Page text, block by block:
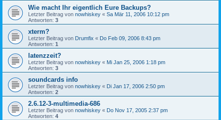
Wie macht Ihr eigentlich Eure Backups?
Letzter Beitrag von nowhiskey « Sa Mär 11, 2006 10:12 pm
Antworten: 3
xterm?
Letzter Beitrag von Drumfix « Do Feb 09, 2006 8:43 pm
Antworten: 1
latenzzeit?
Letzter Beitrag von nowhiskey « Mi Jan 25, 2006 1:18 pm
Antworten: 3
soundcards info
Letzter Beitrag von nowhiskey « Di Jan 17, 2006 2:50 pm
Antworten: 2
2.6.12-3-multimedia-686
Letzter Beitrag von nowhiskey « Do Nov 17, 2005 2:37 pm
Antworten: 4